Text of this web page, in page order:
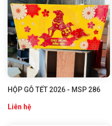
HỘP GỖ TẾT 2026 - MSP 286
Liên hệ